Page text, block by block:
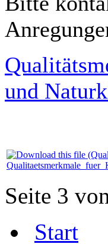
und
Seite 3
Start